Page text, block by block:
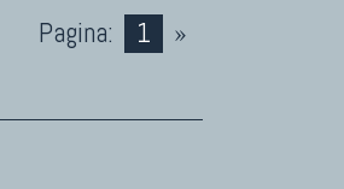
Pagina: 1 »